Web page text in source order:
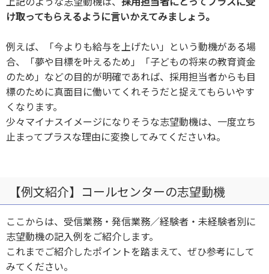
け取ってもらえるように言いかえてみましょう。
例えば、「今よりも給与を上げたい」という動機がある場
合、「夢や目標を叶えるため」「子どもの将来の教育資金
のため」などの目的が明確であれば、採用担当者からも目
標のために真面目に働いてくれそうだと捉えてもらいやす
くなります。
少々マイナスイメージになりそうな志望動機は、一度立ち
止まってプラスな理由に変換してみてくださいね。
【例文紹介】コールセンターの志望動機
ここからは、受信業務・発信業務／経験者・未経験者別に
志望動機の記入例をご紹介します。
これまでご紹介したポイントを踏まえて、ぜひ参考にして
みてください。